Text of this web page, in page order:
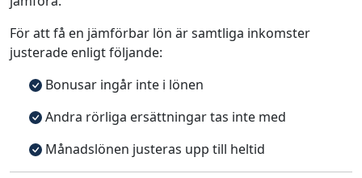
För att få en jämförbar lön är samtliga inkomster
justerade enligt följande:
Bonusar ingår inte i lönen
Andra rörliga ersättningar tas inte med
Månadslönen justeras upp till heltid